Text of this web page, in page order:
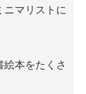
ニマリストに
本をたくさ